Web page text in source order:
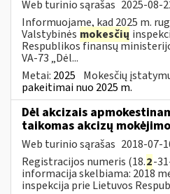
Web turinio sąrašas 2025-08-
Informuojame, kad 2025 m.
Valstybinės mokesčių
Respublikos finansų
VA-73 „Dėl...
Metai: 2025 Mokesčių
pakeitimai nuo 2025 m.
Dėl akcizais
taikomas akcizų
Web turinio sąrašas 2018-07-
Registracijos numeris (18.2-
informacija skelbiama: 2018
inspekcija prie Lietuvos